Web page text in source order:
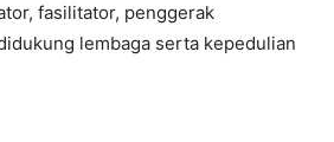
fasilitator, penggerak
lembaga serta kepedulian